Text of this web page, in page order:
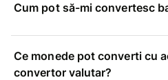
Cum pot să-mi convertesc
Ce monede pot converti cu
convertor valutar?